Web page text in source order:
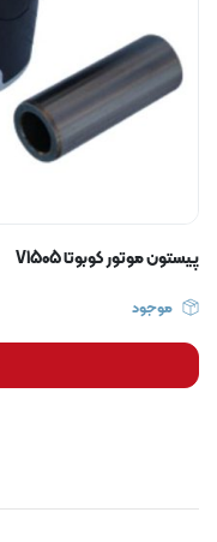
پیستون موتور کوبوتا V1505
موجود